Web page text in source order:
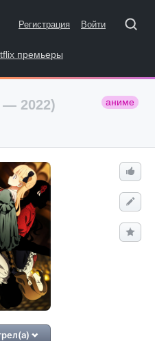
Регистрация Войти
премьеры
— 2022) аниме